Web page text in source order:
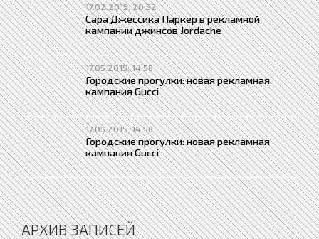
17.02.2015, 20:52
Сара Джессика Паркер в рекламной
кампании джинсов Jordache
17.05.2015, 14:58
Городские прогулки: новая рекламная
кампания Gucci
17.05.2015, 14:58
Городские прогулки: новая рекламная
кампания Gucci
АРХИВ ЗАПИСЕЙ